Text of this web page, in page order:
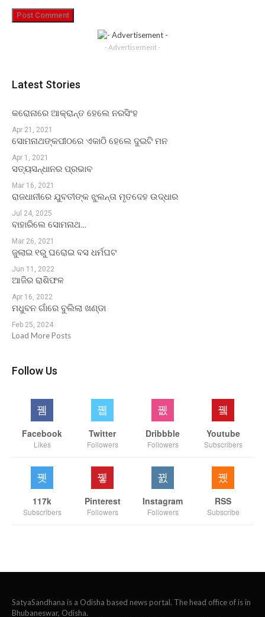
- Advertisement -
Latest Stories
କରୋନାରେ ଆକ୍ରାନ୍ତ ହେଲେ ନରସିଂହ
Apr 21, 2021
ସୋମନାଥଙ୍କପୀଠରେ ଏକାଠି ହେଲେ ଦୁଇଟି ମନ
Apr 1, 2021
ସତ୍ୟସନ୍ଧାନର ପ୍ରଭାବ
Mar 16, 2021
ରାଜଧାନୀରେ ଯୁବତୀଙ୍କ ଝୁଲନ୍ତା ମୃତଦେହ ଉଦ୍ଧାର
Jul 24, 2025
ବାହାରିଲେ ସୋମନାଥ…
Mar 26, 2021
ଜୁଲାଇ ୧ରୁ ଘରୋଇ ବସ ଧର୍ମଘଟ
Jun 11, 2022
ଆଜିର ରାଶିଫଳ
Apr 16, 2022
ମଧୁବନ ଗାଁରେ ବୁଲିଲା ଖଣ୍ଡା
Feb 25, 2024
Load More Posts
Follow Us
Facebook
Likes
Twitter
Followers
Dribbble
Followers
Youtube
Subscribers
117k
Subscribers
Pinterest
Followers
Instagram
Followers
RSS
Subscribe
SatyaSandhana is a Odisha based news portal. The head office of is in
Bhubaneswar, Odisha.